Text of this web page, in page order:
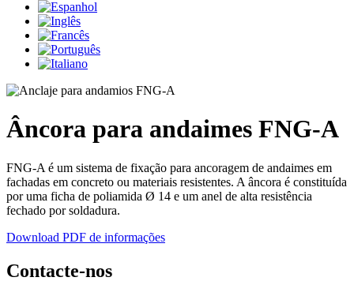
Âncora para andaimes FNG-A
FNG-A é um sistema de fixação para ancoragem de andaimes em
fachadas em concreto ou materiais resistentes. A âncora é constituída
por uma ficha de poliamida Ø 14 e um anel de alta resistência
fechado por soldadura.
Download PDF de informações
Contacte-nos